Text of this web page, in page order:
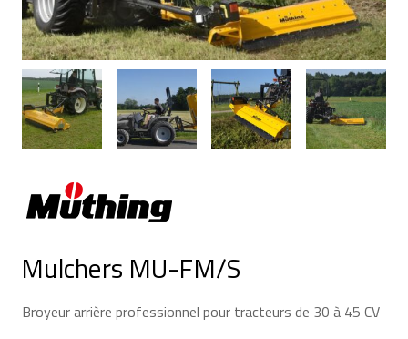
Mulchers MU-FM/S
Broyeur arrière professionnel pour tracteurs de 30 à 45 CV